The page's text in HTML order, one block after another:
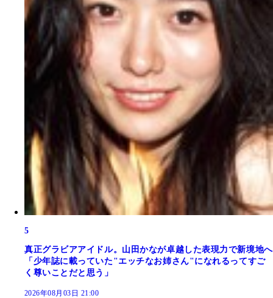
5
真正グラビアアイドル。山田かなが卓越した表現力で新境地へ
「少年誌に載っていた"エッチなお姉さん"になれるってすご
く尊いことだと思う」
2026年08月03日 21:00